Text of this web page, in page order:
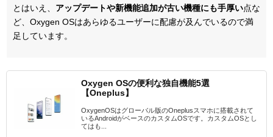
とはいえ、 アップデートや新機能追加が古い機種にも手厚い点な
ど、Oxygen OSはあらゆるユーザーに配慮が及んでいるので満
足しています。
Oxygen OSの便利な独自機能5選
【Oneplus】
OxygenOSはグローバル版のOneplusスマホに搭載されて
いるAndroidがベースのカスタムOSです。カスタムOSとし
てはも...